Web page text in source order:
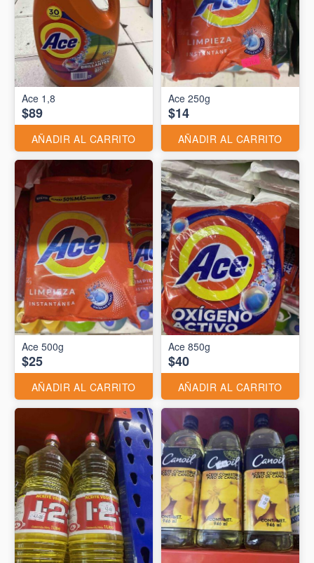
Ace 1,8
$89
AÑADIR AL CARRITO
Ace 250g
$14
AÑADIR AL CARRITO
Ace 500g
$25
AÑADIR AL CARRITO
Ace 850g
$40
AÑADIR AL CARRITO